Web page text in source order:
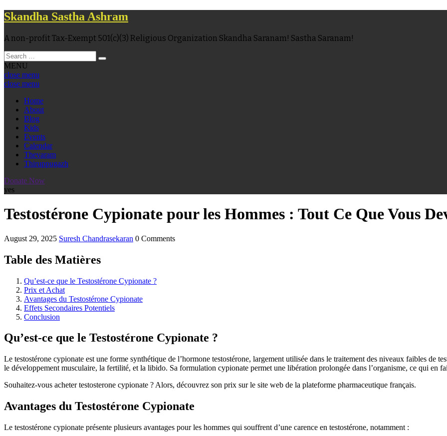
Skandha Sastha Ashram
A non-profit Tax-Exempt 501(c)(3) Religious Organization Skandha Saranam! Sastha Saranam!
MENU
close menu
close menu
Home
About
Blog
Kids
Events
Calendar
Thevaram
Thiruppugazh
Donate Now
yes
Testostérone Cypionate pour les Hommes : Tout Ce Que Vous
August 29, 2025 Suresh Chandrasekaran 0 Comments
Table des Matières
Qu’est-ce que le Testostérone Cypionate ?
Prix et Achat
Avantages du Testostérone Cypionate
Effets Secondaires Potentiels
Conclusion
Qu’est-ce que le Testostérone Cypionate ?
Le testostérone cypionate est une forme synthétique de l’hormone testostérone, largement utilisée dans le traitement des niveaux faibles de
le développement musculaire, la fertilité, et la libido. Sa formulation cypionate permet une libération prolongée dans l’organisme, ce qui en
Souhaitez-vous acheter testosterone cypionate ? Alors, découvrez son prix sur le site web de la plateforme pharmaceutique français.
Avantages du Testostérone Cypionate
Le testostérone cypionate présente plusieurs avantages pour les hommes qui souffrent d’une carence en testostérone, notamment :